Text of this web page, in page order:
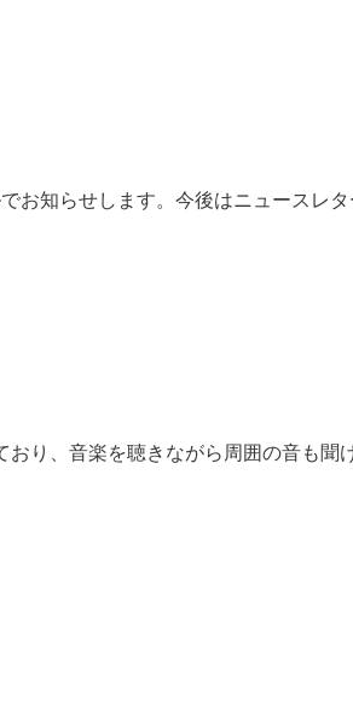
お知らせします。今後はニュースレ
り、音楽を聴きながら周囲の音も聞